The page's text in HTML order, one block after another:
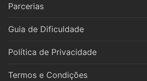
Parcerias
Guia de Dificuldade
Política de Privacidade
Termos e Condições